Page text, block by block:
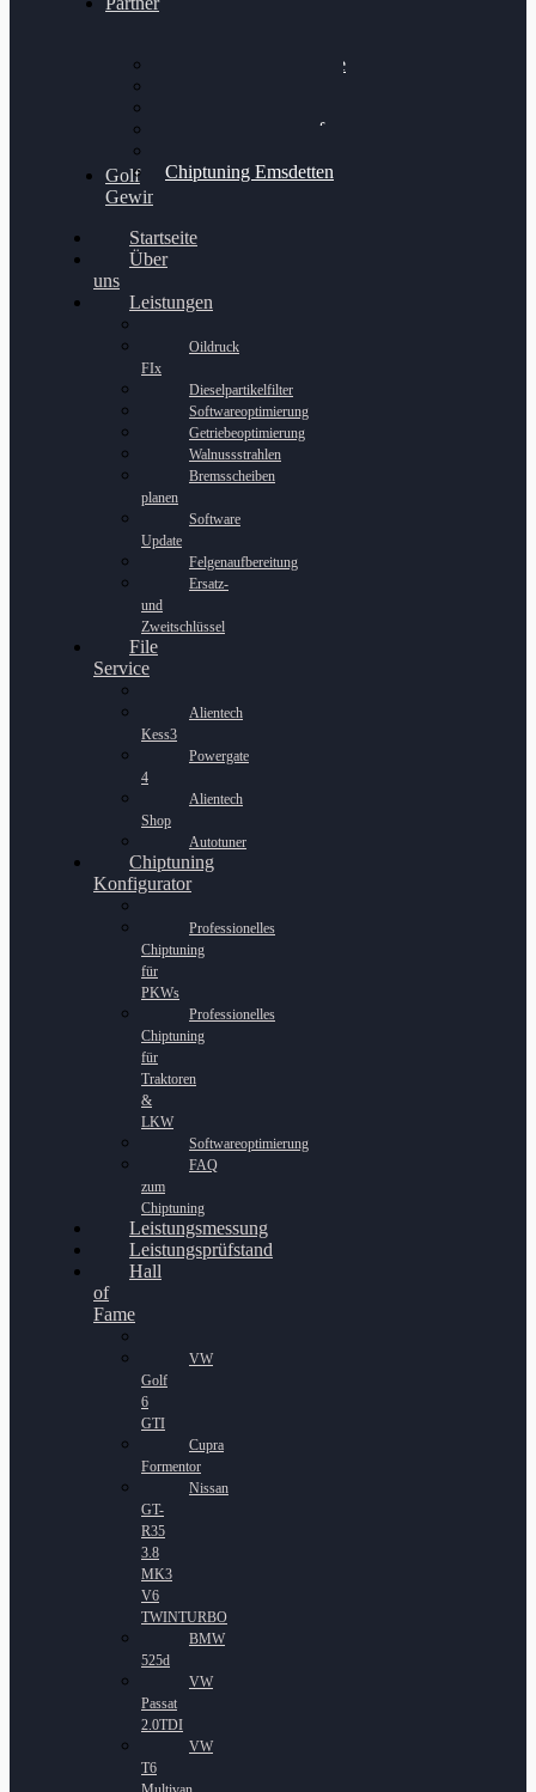
Bilgenroth Performance
Chiptuning Schüttorf
Chiptuning Emsdetten
Golf
Gewinnspiel
Startseite
Über
uns
Leistungen
Oildruck
FIx
Dieselpartikelfilter
Softwareoptimierung
Getriebeoptimierung
Walnussstrahlen
Bremsscheiben
planen
Software
Update
Felgenaufbereitung
Ersatz-
und
Zweitschlüssel
File
Service
Alientech
Kess3
Powergate
4
Alientech
Shop
Autotuner
Chiptuning
Konfigurator
Professionelles
Chiptuning
für
PKWs
Professionelles
Chiptuning
für
Traktoren
&
LKW
Softwareoptimierung
FAQ
zum
Chiptuning
Leistungsmessung
Leistungsprüfstand
Hall
of
Fame
VW
Golf
6
GTI
Cupra
Formentor
Nissan
GT-
R35
3.8
MK3
V6
TWINTURBO
BMW
525d
VW
Passat
2.0TDI
VW
T6